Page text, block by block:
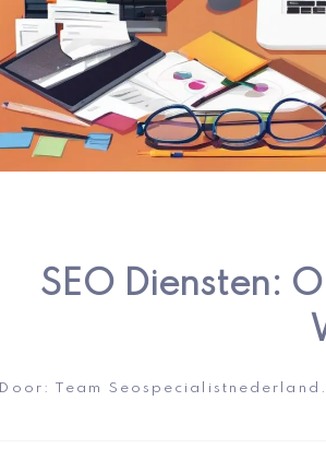
SEO Diensten:
Door: Team